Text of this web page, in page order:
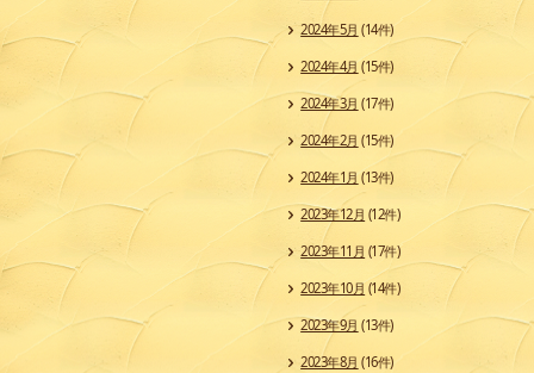
2024年5月 (14件)
2024年4月(15件)
2024年3月 (17件)
2024年2月 (15件)
2024年1月 (13件)
2023年12月 (12件)
2023年11月 (17件)
2023年10月(14件)
2023年9月 (13件)
2023年8月 (16件)